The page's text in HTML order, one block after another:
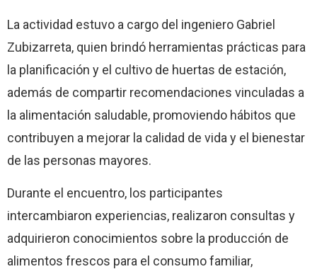
La actividad estuvo a cargo del ingeniero Gabriel
Zubizarreta, quien brindó herramientas prácticas para
la planificación y el cultivo de huertas de estación,
además de compartir recomendaciones vinculadas a
la alimentación saludable, promoviendo hábitos que
contribuyen a mejorar la calidad de vida y el bienestar
de las personas mayores.
Durante el encuentro, los participantes
intercambiaron experiencias, realizaron consultas y
adquirieron conocimientos sobre la producción de
alimentos frescos para el consumo familiar,